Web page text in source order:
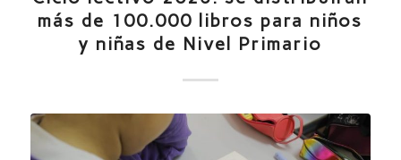
más de 100.000 libros para niños
y niñas de Nivel Primario